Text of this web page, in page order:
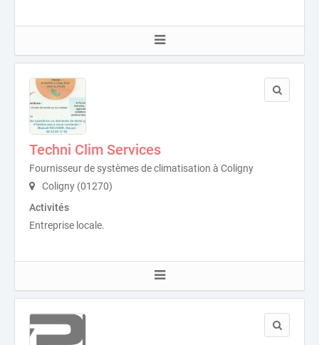
Techni Clim Services
Fournisseur de systèmes de climatisation à Coligny
Coligny (01270)
Activités
Entreprise locale.